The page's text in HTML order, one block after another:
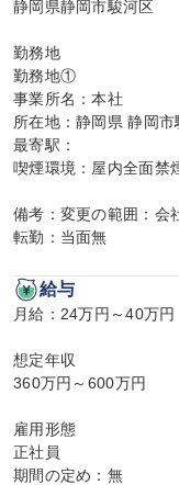
静岡県静岡市駿河区
勤務地
勤務地①
事業所名：本社
所在地：静岡県 静岡
最寄駅：
喫煙環境：屋内全面禁
備考：変更の範囲：会
転勤：当面無
給与
月給：24万円～40万円
想定年収
360万円～600万円
雇用形態
正社員
期間の定め：無